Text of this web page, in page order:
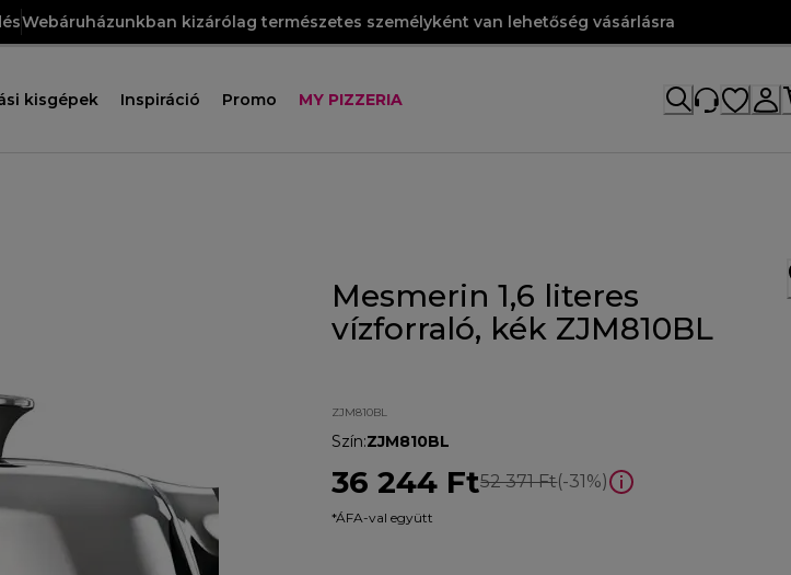
Webáruházunkban kizárólag természetes személyként van lehetőség vásárlásra
kisgépek Inspiráció Promo MY PIZZERIA
Mesmerin 1,6 literes
vízforraló, kék ZJM810BL
ZJM810BL
Szín:ZJM810BL
36 244 Ft52 371 Fteredeti ár 52 371 Ft
(-31%)
*ÁFA-val együtt